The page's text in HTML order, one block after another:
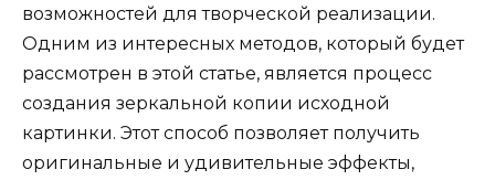
возможностей для творческой реализации.
Одним из интересных методов, который будет
рассмотрен в этой статье, является процесс
создания зеркальной копии исходной
картинки. Этот способ позволяет получить
оригинальные и удивительные эффекты,